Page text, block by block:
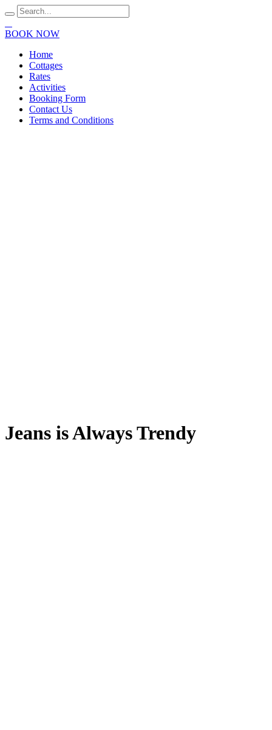
BOOK NOW
Home
Cottages
Rates
Activities
Booking Form
Contact Us
Terms and Conditions
Jeans is Always Trendy